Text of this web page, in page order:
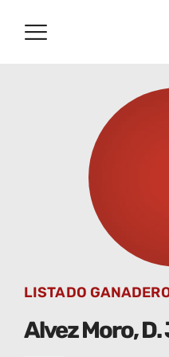
LISTADO
Alvez Moro,